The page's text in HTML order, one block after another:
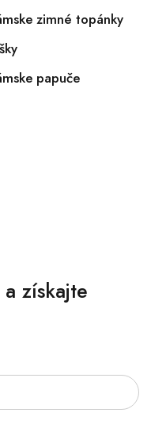
zimné topánky
papuče
získajte